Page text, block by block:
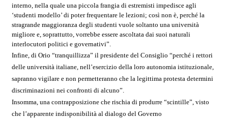
interno, nella quale una piccola frangia di estremisti impedisce agli
‘studenti modello’ di poter frequentare le lezioni; così non è, perché la
stragrande maggioranza degli studenti vuole soltanto una università
migliore e, soprattutto, vorrebbe essere ascoltata dai suoi naturali
interlocutori politici e governativi”.
Infine, di Orio “tranquillizza” il presidente del Consiglio “perché i rettori
delle università italiane, nell’esercizio della loro autonomia istituzionale,
sapranno vigilare e non permetteranno che la legittima protesta determini
discriminazioni nei confronti di alcuno”.
Insomma, una contrapposizione che rischia di produrre “scintille”, visto
che l’apparente indisponibilità al dialogo del Governo